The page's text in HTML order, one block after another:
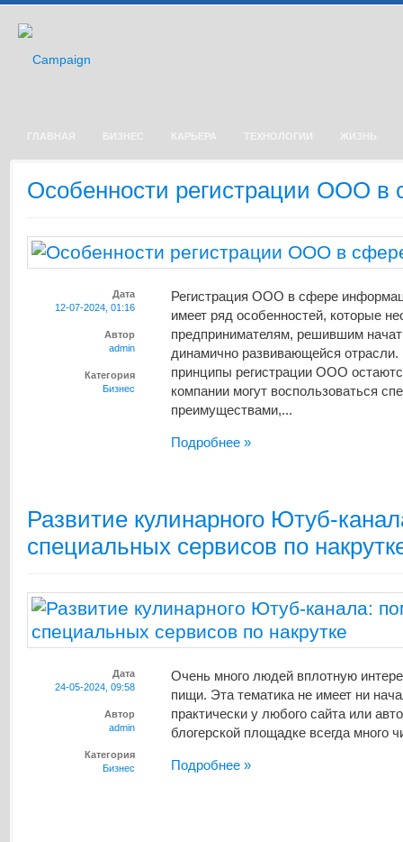
ГЛАВНАЯ БИЗНЕС КАРЬЕРА ТЕХНОЛОГИИ ЖИЗНЬ
Особенности регистрации ООО в
Дата
12-07-2024, 01:16
Автор
admin
Категория
Бизнес
Регистрация ООО в сфере
имеет ряд особенностей, которые
предпринимателям, решившим
динамично развивающейся
принципы регистрации ООО
компании могут воспользоваться
преимуществами,...
Подробнее »
Развитие кулинарного Ютуб-
специальных сервисов по
Дата
24-05-2024, 09:58
Автор
admin
Категория
Бизнес
Очень много людей вплотную
пищи. Эта тематика не имеет ни
практически у любого сайта или
блогерской площадке всегда много
Подробнее »